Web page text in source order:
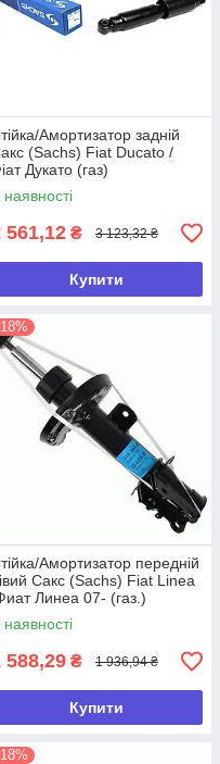
Амортизатор задній
(Sachs) Fiat Ducato /
Дукато (газ)
418mm)
наявності
561,12 ₴ 3 123,32 ₴
Купити
Амортизатор передній
Сакс (Sachs) Fiat Linea
Линеа 07- (газ.)
наявності
588,29 ₴ 1 936,94 ₴
Купити